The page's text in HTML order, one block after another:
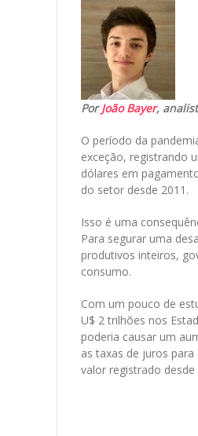
PorJoão Bayer,
O período da
exceção, registrando
dólares em
do setor desde 2011.
Isso é uma
Para segurar uma
produtivos inteiros,
consumo.
Com um pouco de
U$ 2 trilhões nos
poderia causar um
as taxas de juros
valor registrado desde